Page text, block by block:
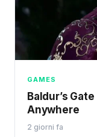
GAMES
Baldur’s
Anywhere
2 giorni fa